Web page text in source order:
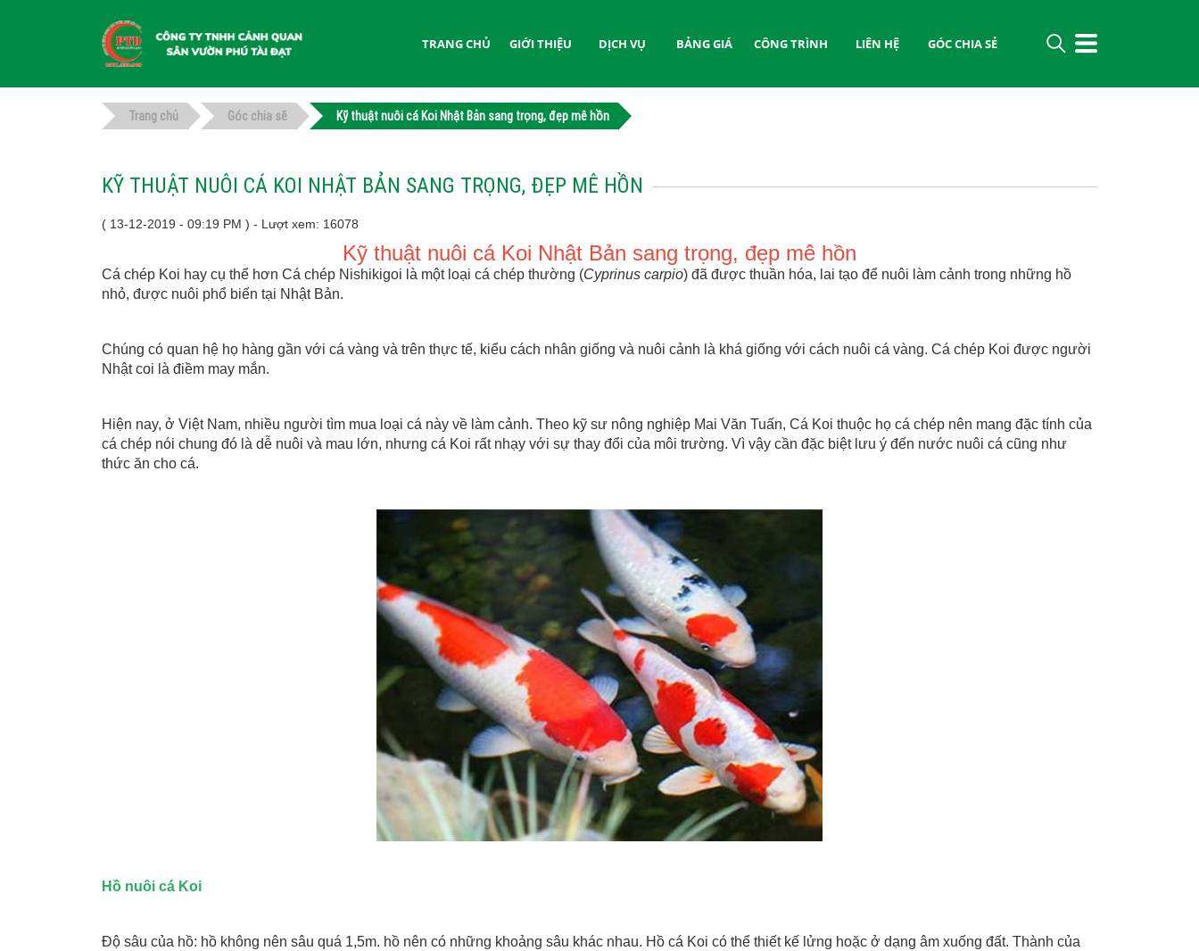
TRANG CHỦ GIỚI THIỆU DỊCH VỤ BẢNG GIÁ CÔNG TRÌNH LIÊN HỆ GÓC CHIA SẺ
Trang chủ Góc chia sẽ Kỹ thuật nuôi cá Koi Nhật Bản sang trọng, đẹp mê hồn
KỸ THUẬT NUÔI CÁ KOI NHẬT BẢN SANG TRỌNG, ĐẸP MÊ HỒN
( 13-12-2019 - 09:19 PM ) - Lượt xem: 16078
Kỹ thuật nuôi cá Koi Nhật Bản sang trọng, đẹp mê hồn
Cá chép Koi hay cụ thể hơn Cá chép Nishikigoi là một loại cá chép thường (Cyprinus carpio) đã được thuần hóa, lai tạo để nuôi làm cảnh trong những hồ
nhỏ, được nuôi phổ biến tại Nhật Bản.
Chúng có quan hệ họ hàng gần với cá vàng và trên thực tế, kiểu cách nhân giống và nuôi cảnh là khá giống với cách nuôi cá vàng. Cá chép Koi được người
Nhật coi là điềm may mắn.
Hiện nay, ở Việt Nam, nhiều người tìm mua loại cá này về làm cảnh. Theo kỹ sư nông nghiệp Mai Văn Tuấn, Cá Koi thuộc họ cá chép nên mang đặc tính của
cá chép nói chung đó là dễ nuôi và mau lớn, nhưng cá Koi rất nhạy với sự thay đổi của môi trường. Vì vậy cần đặc biệt lưu ý đến nước nuôi cá cũng như
thức ăn cho cá.
Hồ nuôi cá Koi
Độ sâu của hồ: hồ không nên sâu quá 1,5m. hồ nên có những khoảng sâu khác nhau. Hồ cá Koi có thể thiết kế lửng hoặc ở dạng âm xuống đất. Thành của